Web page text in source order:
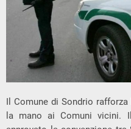
Il Comune di Sondrio
la mano ai Comuni vicini.